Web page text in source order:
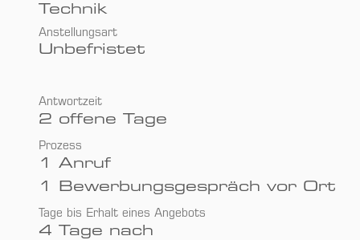
Technik
Anstellungsart
Unbefristet
Antwortzeit
2 offene Tage
Prozess
1 Anruf
1 Bewerbungsgespräch vor Ort
Tage bis Erhalt eines Angebots
4 Tage nach